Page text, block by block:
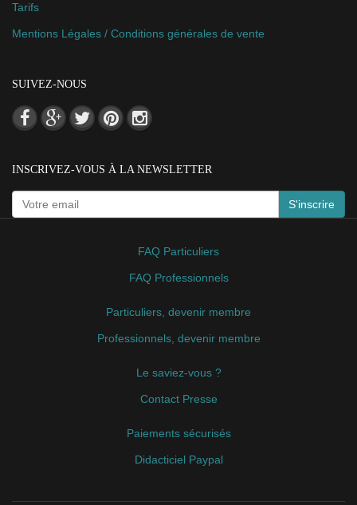
Tarifs
Mentions Légales / Conditions générales de vente
SUIVEZ-NOUS
INSCRIVEZ-VOUS À LA NEWSLETTER
S'inscrire
FAQ Particuliers
FAQ Professionnels
Particuliers, devenir membre
Professionnels, devenir membre
Le saviez-vous ?
Contact Presse
Paiements sécurisés
Didacticiel Paypal